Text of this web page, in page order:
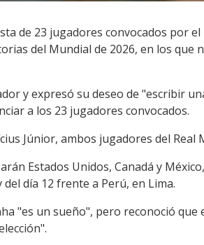
de 23 jugadores convocados por
del Mundial de 2026, en los que
y expresó su deseo de "escribir
a los 23 jugadores convocados.
Júnior, ambos jugadores del Real
Estados Unidos, Canadá y
día 12 frente a Perú, en Lima.
"es un sueño", pero reconoció que